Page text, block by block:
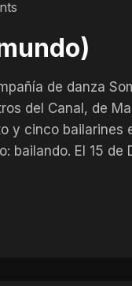
de danza
del Canal, de
y cinco
bailando. El 15 de